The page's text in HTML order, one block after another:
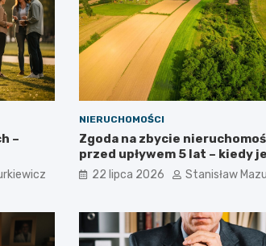
–
NIERUCHOMOŚCI
Zgoda na zbycie
przed upływem 5 lat – kiedy
możliwa
22 lipca 2026 Stanisław